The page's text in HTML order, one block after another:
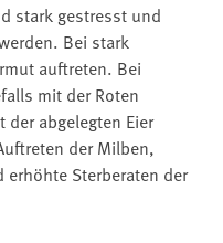
stark gestresst und
Bei stark
auftreten. Bei
mit der Roten
abgelegten Eier
der Milben,
Sterberaten der